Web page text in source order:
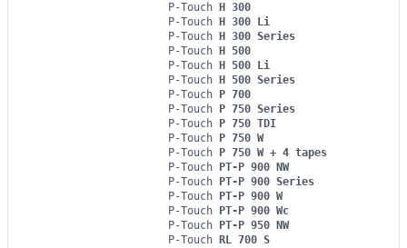
P-Touch H 300
P-Touch H 300 Li
P-Touch H 300 Series
P-Touch H 500
P-Touch H 500 Li
P-Touch H 500 Series
P-Touch P 700
P-Touch P 750 Series
P-Touch P 750 TDI
P-Touch P 750 W
P-Touch P 750 W + 4 tapes
P-Touch PT-P 900 NW
P-Touch PT-P 900 Series
P-Touch PT-P 900 W
P-Touch PT-P 900 Wc
P-Touch PT-P 950 NW
P-Touch RL 700 S